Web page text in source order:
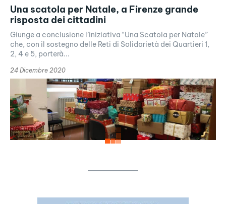
Una scatola per Natale, a Firenze grande
risposta dei cittadini
Giunge a conclusione l’iniziativa “Una Scatola per Natale”
che, con il sostegno delle Reti di Solidarietà dei Quartieri 1,
2, 4 e 5, porterà...
24 Dicembre 2020